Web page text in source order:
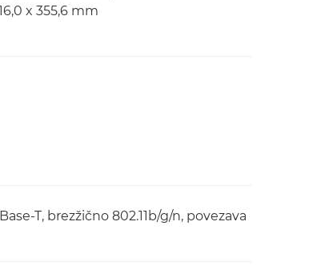
x 355,6 mm
T, brezžično 802.11b/g/n, povezava